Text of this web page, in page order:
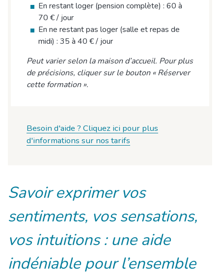
En restant loger (pension complète) : 60 à
70 € / jour
En ne restant pas loger (salle et repas de
midi) : 35 à 40 € / jour
Peut varier selon la maison d’accueil. Pour plus
de précisions, cliquer sur le bouton « Réserver
cette formation ».
Besoin d'aide ? Cliquez ici pour plus
d'informations sur nos tarifs
Savoir exprimer vos
sentiments, vos sensations,
vos intuitions : une aide
indéniable pour l’ensemble